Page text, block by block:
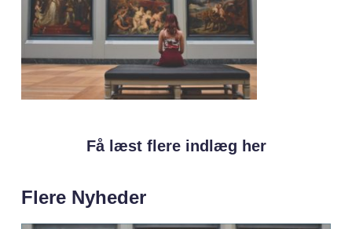
Få læst flere indlæg her
Flere Nyheder